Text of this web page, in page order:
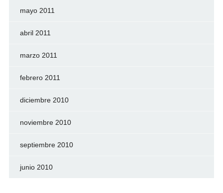
mayo 2011
abril 2011
marzo 2011
febrero 2011
diciembre 2010
noviembre 2010
septiembre 2010
junio 2010